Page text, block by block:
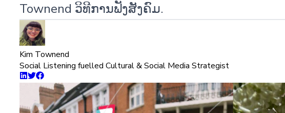
Townend ວິ​ທີ​ການ​ຟັງ​ສັງ​ຄົມ​.
Kim Townend
Social Listening fuelled Cultural & Social Media Strategist